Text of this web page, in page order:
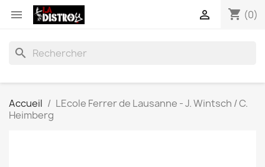
 shopping_cart (0)

search
Accueil
LEcole Ferrer de Lausanne - J. Wintsch / C.
Heimberg